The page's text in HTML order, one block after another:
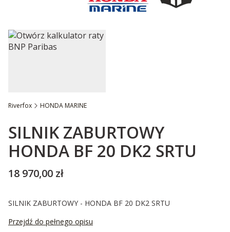
Riverfox HONDA MARINE
SILNIK ZABURTOWY
HONDA BF 20 DK2 SRTU
Cena
18 970,00 zł
SILNIK ZABURTOWY - HONDA BF 20 DK2 SRTU
Przejdź do pełnego opisu